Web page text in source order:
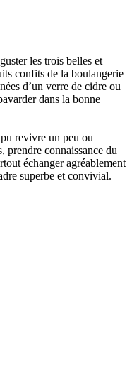
les trois belles et
confits de la boulangerie
d’un verre de cidre ou
dans la bonne
revivre un peu ou
prendre connaissance du
échanger agréablement
superbe et convivial.